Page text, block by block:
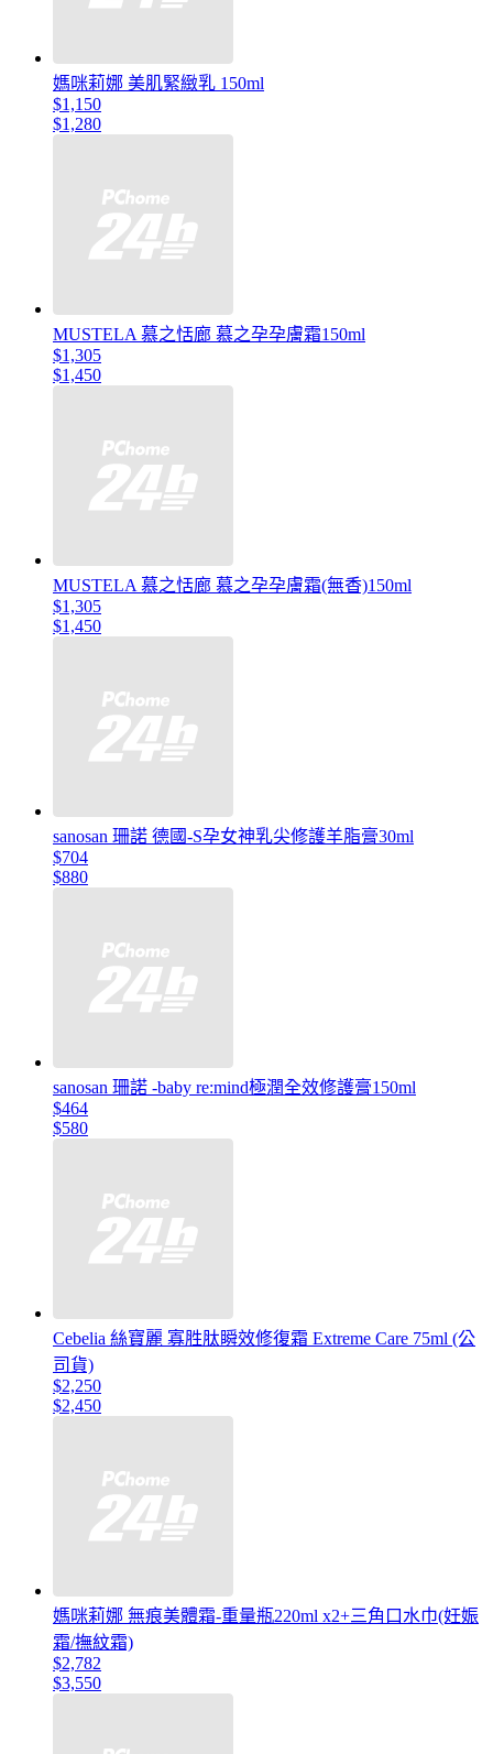
媽咪莉娜 美肌緊緻乳 150ml
$1,150
$1,280
MUSTELA 慕之恬廊 慕之孕孕膚霜150ml
$1,305
$1,450
MUSTELA 慕之恬廊 慕之孕孕膚霜(無香)150ml
$1,305
$1,450
sanosan 珊諾 德國-S孕女神乳尖修護羊脂膏30ml
$704
$880
sanosan 珊諾 -baby re:mind極潤全效修護膏150ml
$464
$580
Cebelia 絲寶麗 寡胜肽瞬效修復霜 Extreme Care 75ml (公
司貨)
$2,250
$2,450
媽咪莉娜 無痕美體霜-重量瓶220ml x2+三角口水巾(妊娠
霜/撫紋霜)
$2,782
$3,550